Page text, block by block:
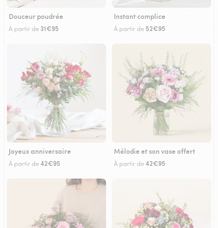
Douceur poudrée
À partir de 31€95
Instant complice
À partir de 52€95
Joyeux anniversaire
À partir de42€95
Mélodie et son vase offert
À partir de42€95